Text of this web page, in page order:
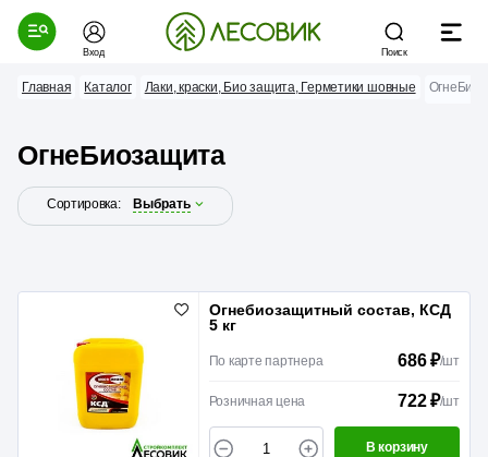
Вход Поиск
Главная Каталог Лаки, краски, Био защита, Герметики шовные
ОгнеБиозащита
Сортировка: Выбрать
Огнебиозащитный состав, КСД
5 кг
По карте партнера 686 ₽/шт
Розничная цена 722 ₽/шт
В корзину